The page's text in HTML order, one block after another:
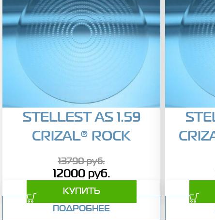
STELLEST AS 1.59
CRIZAL® ROCK
13790руб.
12000 руб.
КУПИТЬ
ПОДРОБНЕЕ